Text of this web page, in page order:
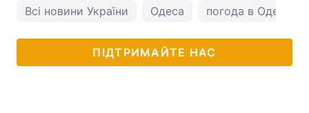
Всі новини України Одеса погода в Одесі
ПІДТРИМАЙТЕ НАС